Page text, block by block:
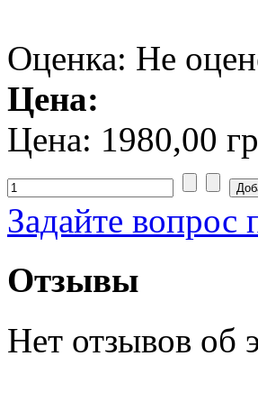
Оценка: Не
Цена:
Цена: 1980,00
Задайте вопрос
Отзывы
Нет отзывов об